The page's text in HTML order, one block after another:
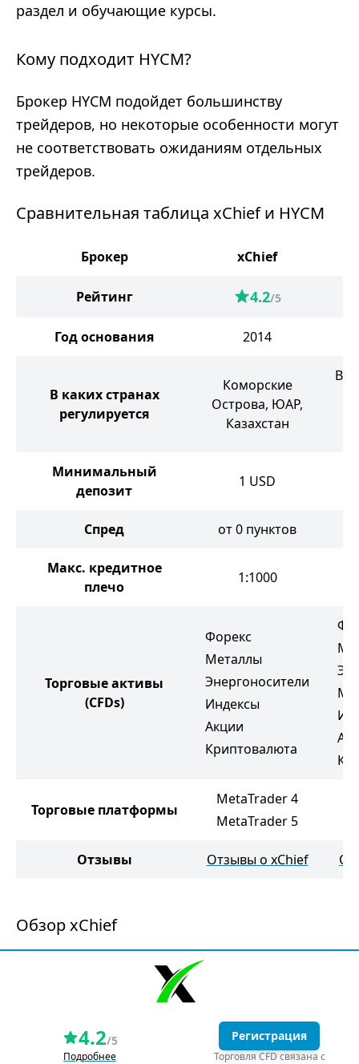
раздел и обучающие курсы.
Кому подходит HYCM?
Брокер HYCM подойдет большинству
трейдеров, но некоторые особенности могут
не соответствовать ожиданиям отдельных
трейдеров.
Сравнительная таблица xChief и HYCM
Брокер xChief
Рейтинг 4.2/5
Год основания 2014
В каких странах
регулируется
Коморские
Острова, ЮАР,
Казахстан
Минимальный
депозит
1 USD
Спред от 0 пунктов
Макс. кредитное
плечо
1:1000
Торговые активы
(CFDs)
Форекс
Металлы
Энергоносители
Индексы
Акции
Криптовалюта
Торговые платформы
MetaTrader 4
MetaTrader 5
Отзывы Отзывы о xChief
Обзор xChief
4.2/5
Подробнее
Регистрация
Торговля CFD связана с